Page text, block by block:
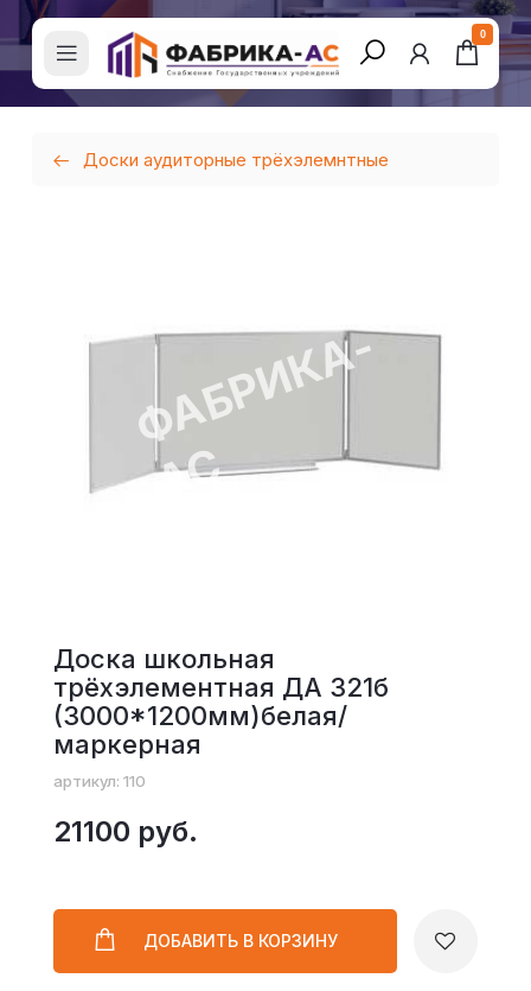
0
Доски аудиторные трёхэлемнтные
Доска школьная
трёхэлементная ДА 321б
(3000*1200мм)белая/
маркерная
артикул: 110
21100 руб.
ДОБАВИТЬ В КОРЗИНУ